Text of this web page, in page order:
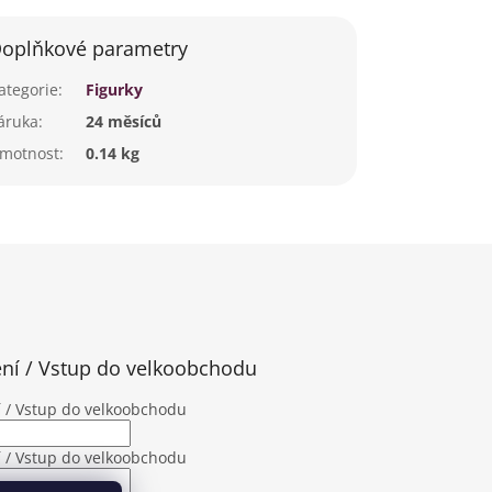
parametry
:
Figurky
:
24 měsíců
: 0.14 kg
/ Vstup do velkoobchodu
/ Vstup do velkoobchodu
/ Vstup do velkoobchodu